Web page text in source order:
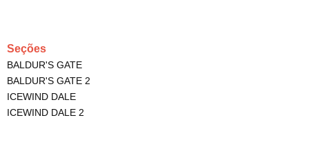
Seções
BALDUR'S GATE
BALDUR'S GATE 2
ICEWIND DALE
ICEWIND DALE 2